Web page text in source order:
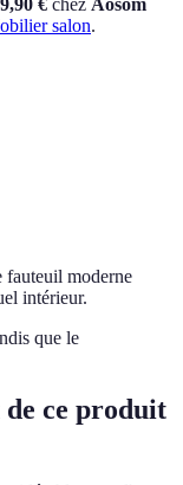
salon.
fauteuil moderne
intérieur.
que le
ce produit